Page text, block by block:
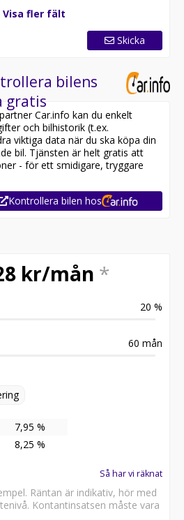
utöver det vanliga.
18 i Kungsängen och
BIL:
via Länsförsäkring
på Google
och genomgångna
elbilar
av bil via betalning av
via DNB, Santander eller
trygghetspaket!
till förmånliga priser samt
bilköpet både tryggt och
ring och reservera din bil redan
finansiering och 30
Länsförsäkringar.
Visa fler fält
Skicka
bilens
gratis
Car.info kan du enkelt
och bilhistorik (t.ex.
viktiga data när du ska köpa din
bil. Tjänsten är helt gratis att
- för ett smidigare, tryggare
Kontrollera bilen hos
kr/mån *
20 %
60 mån
7,95 %
8,25 %
Så har vi räknat
Räntan är indikativ, hör med
Kontantinsatsen måste vara